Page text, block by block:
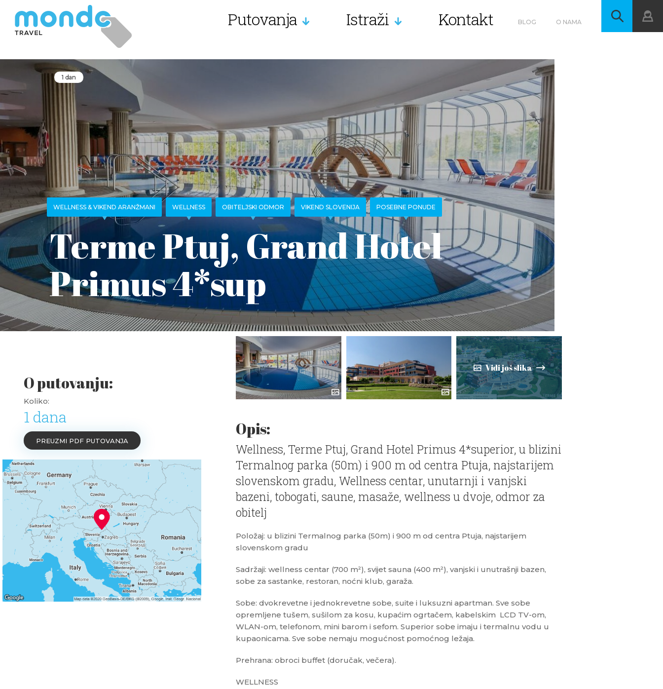
Putovanja Istraži Kontakt BLOG O NAMA
1 dan
WELLNESS & VIKEND ARANŽMANI WELLNESS OBITELJSKI ODMOR VIKEND SLOVENIJA POSEBNE PONUDE
Terme Ptuj, Grand Hotel
Primus 4*sup
O putovanju:
Koliko:
1 dana
PREUZMI PDF PUTOVANJA
Vidi još slika
Opis:
Wellness, Terme Ptuj, Grand Hotel Primus 4*superior, u blizini
Termalnog parka (50m) i 900 m od centra Ptuja, najstarijem
slovenskom gradu, Wellness centar, unutarnji i vanjski
bazeni, tobogati, saune, masaže, wellness u dvoje, odmor za
obitelj
Položaj: u blizini Termalnog parka (50m) i 900 m od centra Ptuja, najstarijem
slovenskom gradu
Sadržaji: wellness centar (700 m²), svijet sauna (400 m²), vanjski i unutrašnji bazen,
sobe za sastanke, restoran, noćni klub, garaža.
Sobe: dvokrevetne i jednokrevetne sobe, suite i luksuzni apartman. Sve sobe
opremljene tušem, sušilom za kosu, kupaćim ogrtačem, kabelskim LCD TV-om,
WLAN-om, telefonom, mini barom i sefom. Superior sobe imaju i termalnu vodu u
kupaonicama. Sve sobe nemaju mogućnost pomoćnog ležaja.
Prehrana: obroci buffet (doručak, večera).
WELLNESS